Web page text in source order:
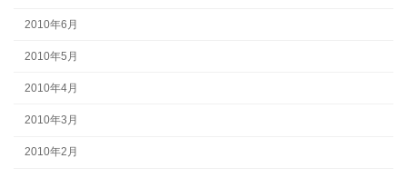
2010年6月
2010年5月
2010年4月
2010年3月
2010年2月